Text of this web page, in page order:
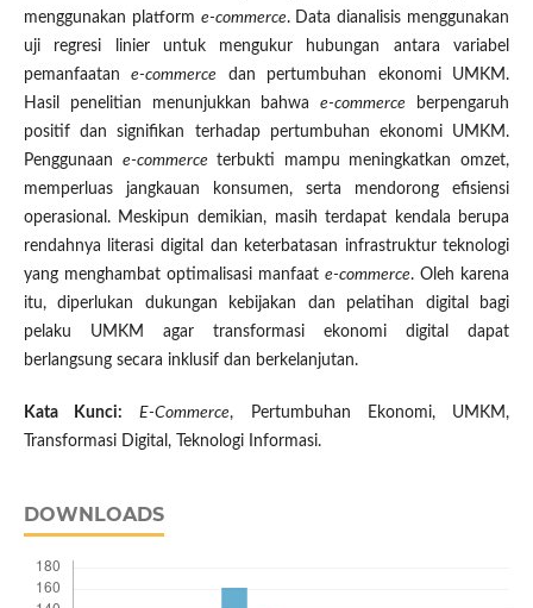
menggunakan platform e-commerce. Data dianalisis menggunakan
uji regresi linier untuk mengukur hubungan antara variabel
pemanfaatane-commerce dan pertumbuhan ekonomi UMKM.
Hasil penelitian menunjukkan bahwae-commerce berpengaruh
positif dan signifikan terhadap pertumbuhan ekonomi UMKM.
Penggunaan e-commerce terbukti mampu meningkatkan omzet,
memperluas jangkauan konsumen, serta mendorong efisiensi
operasional. Meskipun demikian, masih terdapat kendala berupa
rendahnya literasi digital dan keterbatasan infrastruktur teknologi
yang menghambat optimalisasi manfaate-commerce. Oleh karena
itu, diperlukan dukungan kebijakan dan pelatihan digital bagi
pelaku UMKM agar transformasi ekonomi digital dapat
berlangsung secara inklusif dan berkelanjutan.
Kata Kunci: E-Commerce, Pertumbuhan Ekonomi, UMKM,
Transformasi Digital, Teknologi Informasi.
DOWNLOADS